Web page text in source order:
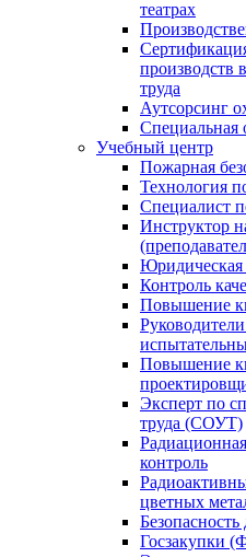
театрах
производств
труда
Аутсорсинг
Специальная
Учебный центр
Пожарная
Технология
Специалист
Инструктор
Юридическая
Контроль
Повышение
Повышение
Эксперт по
труда (СОУТ)
контроль
цветных
Госзакупки